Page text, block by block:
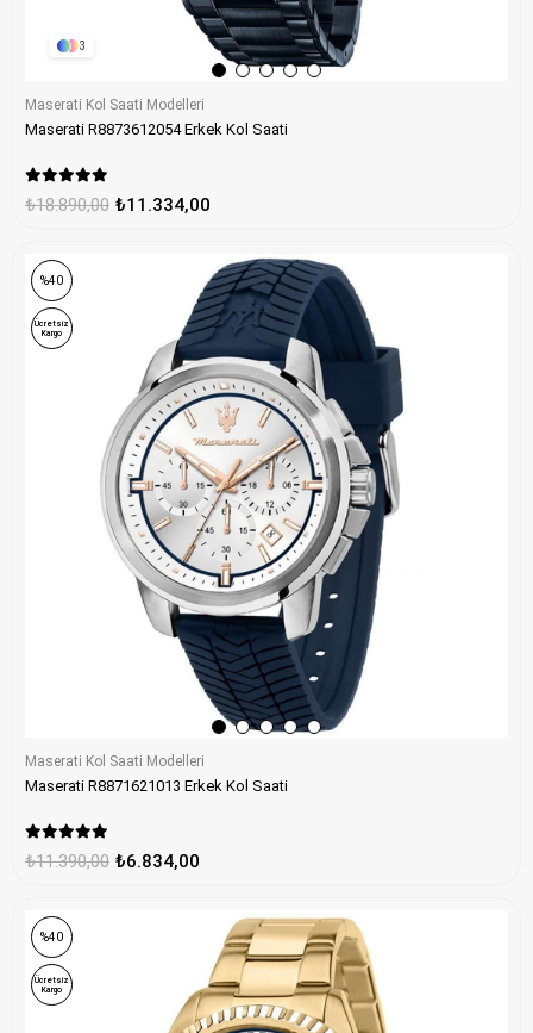
3
Maserati Kol Saati Modelleri
Maserati R8873612054 Erkek Kol Saati
₺11.334,00
₺18.890,00
Maserati Kol Saati Modelleri
Maserati R8871621013 Erkek Kol Saati
₺6.834,00
₺11.390,00
%40
Ücretsiz
Kargo
%40
Ücretsiz
Kargo